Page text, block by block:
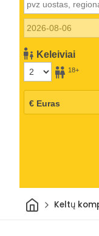
Keleiviai
18+
Pradžia
Keltų